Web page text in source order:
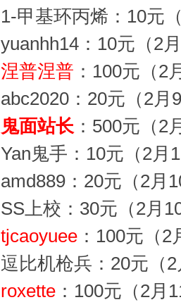
1-甲基环丙烯：10元
yuanhh14：10元（2
涅普涅普 ：100元（2
abc2020：20元（2月
鬼面站长：500元（2
Yan鬼手：10元（2月
amd889：20元（2月
SS上校：30元（2月
tjcaoyuee：100元（2
逗比机枪兵：20元（
roxette：100元（2月